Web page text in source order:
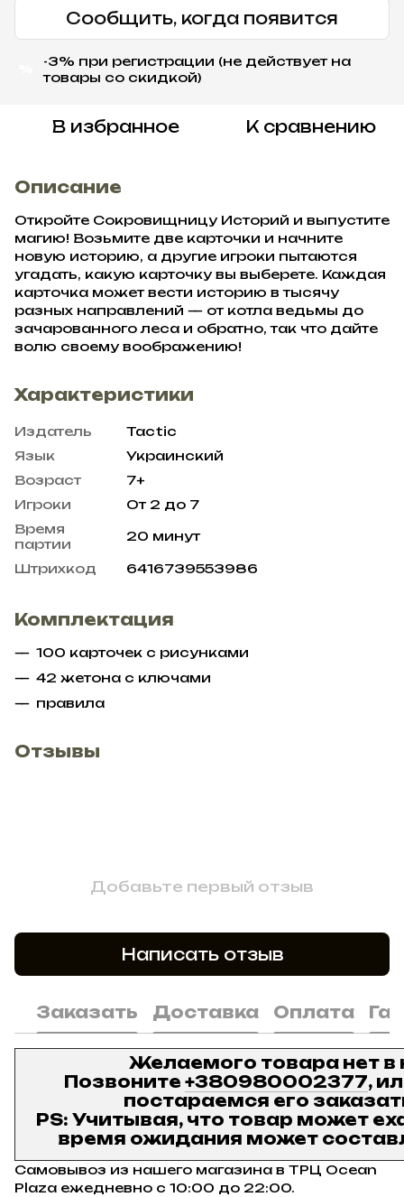
Сообщить, когда появится
-3% при регистрации (не действует на
товары со скидкой)
В избранное К сравнению
Описание
Откройте Сокровищницу Историй и выпустите
магию! Возьмите две карточки и начните
новую историю, а другие игроки пытаются
угадать, какую карточку вы выберете. Каждая
карточка может вести историю в тысячу
разных направлений — от котла ведьмы до
зачарованного леса и обратно, так что дайте
волю своему воображению!
Характеристики
Издатель
Tactic
Язык
Украинский
Возраст
7+
Игроки
От 2 до 7
Время
партии
20 минут
Штрихкод 6416739553986
Комплектация
100 карточек с рисунками
42 жетона с ключами
правила
Отзывы
Добавьте первый отзыв
Написать отзыв
Заказать Доставка Оплата
Желаемого товара нет в
Позвоните +380980002377,
постараемся его
PS: Учитывая, что товар может
время ожидания может
Самовывоз из нашего магазина в ТРЦ Ocean
Plaza ежедневно с 10:00 до 22:00.